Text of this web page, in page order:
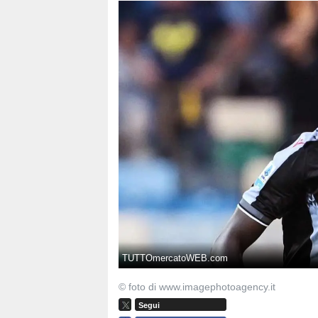
TUTTOmercatoWEB.com
© foto di www.imagephotoagency.it
Segui